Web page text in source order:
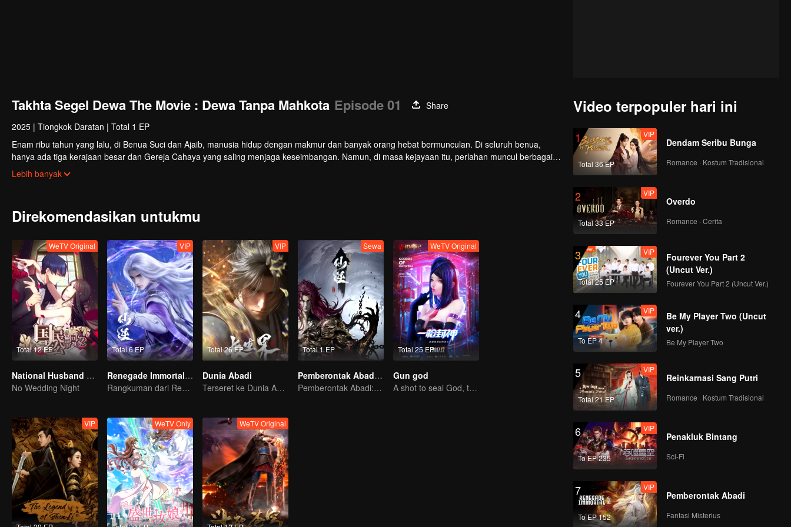
Takhta Segel Dewa The Movie : Dewa Tanpa Mahkota Episode 01
Share
2025 | Tiongkok Daratan | Total 1 EP
Enam ribu tahun yang lalu, di Benua Suci dan Ajaib, manusia hidup dengan makmur dan banyak orang hebat bermunculan. Di seluruh benua,
hanya ada tiga kerajaan besar dan Gereja Cahaya yang saling menjaga keseimbangan. Namun, di masa kejayaan itu, perlahan muncul berbagai
konspirasi dan keinginan jahat yang mulai merusak dunia. Di tengah perebutan kekuasaan antara kerajaan dan gereja, Anak Cahaya bernama
Electrolux meninggalkan kepercayaannya pada cahaya dan berubah menjadi penguasa kegelapan. Dengan kekuatannya sendiri, ia melancarkan
Lebih banyak
Direkomendasikan untukmu
Total 12 EP
WeTV Original
National Husband Bring Home SS1
No Wedding Night
Total 6 EP
VIP
Renegade Immortal (Quick Browsing Ver.)
Rangkuman dari Renegade Immortal
Total 26 EP
VIP
Dunia Abadi
Terseret ke Dunia Abadi, gimana nasib Xiao Chen?
Total 1 EP
Sewa
Pemberontak Abadi: Kedatangan Sang Dewa
Pemberontak Abadi: Kedatangan Sang Dewa
Total 25 EP
WeTV Original
Gun god
A shot to seal God, this is our battle!
VIP WeTV Only WeTV Original
Video terpopuler hari ini
1
Total 36 EP
VIP
Dendam Seribu Bunga
Romance · Kostum Tradisional
2
Total 33 EP
VIP
Overdo
Romance · Cerita
3
Total 25 EP
VIP
Fourever You Part 2
(Uncut Ver.)
Fourever You Part 2 (Uncut Ver.)
4
To EP 4
VIP
Be My Player Two (Uncut
ver.)
Be My Player Two
5
Total 21 EP
VIP
Reinkarnasi Sang Putri
Romance · Kostum Tradisional
6
To EP 235
VIP
Penakluk Bintang
Sci-Fi
7
To EP 152
VIP
Pemberontak Abadi
Fantasi Misterius